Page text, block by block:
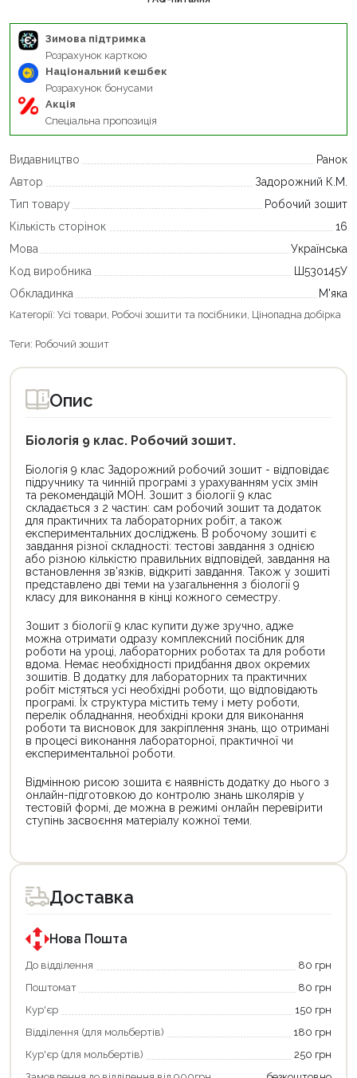
Зимова підтримка
Розрахунок карткою
Національний кешбек
Розрахунок бонусами
Акція
Спеціальна пропозиція
Видавництво
Ранок
Автор
Задорожний К.М.
Тип товару
Робочий зошит
Кількість сторінок
16
Мова
Українська
Код виробника
Ш530145У
Обкладинка
М'яка
Категорії: Усі товари Робочі зошити та посібники Цінопадна добірка
Теги: Робочий зошит
Опис
Біологія 9 клас. Робочий зошит.
Біологія 9 клас Задорожний робочий зошит - відповідає
підручнику та чинній програмі з урахуванням усіх змін
та рекомендацій МОН. Зошит з біології 9 клас
складається з 2 частин: сам робочий зошит та додаток
для практичних та лабораторних робіт, а також
експериментальних досліджень. В робочому зошиті є
завдання різної складності: тестові завдання з однією
або різною кількістю правильних відповідей, завдання на
встановлення зв’язків, відкриті завдання. Також у зошиті
представлено дві теми на узагальнення з біології 9
класу для виконання в кінці кожного семестру.
Зошит з біології 9 клас купити дуже зручно, адже
можна отримати одразу комплексний посібник для
роботи на уроці, лабораторних роботах та для роботи
вдома. Немає необхідності придбання двох окремих
зошитів. В додатку для лабораторних та практичних
робіт містяться усі необхідні роботи, що відповідають
програмі. Їх структура містить тему і мету роботи,
перелік обладнання, необхідні кроки для виконання
роботи та висновок для закріплення знань, що отримані
в процесі виконання лабораторної, практичної чи
експериментальної роботи.
Відмінною рисою зошита є наявність додатку до нього з
онлайн-підготовкою до контролю знань школярів у
тестовій формі, де можна в режимі онлайн перевірити
ступінь засвоєння матеріалу кожної теми.
товар
для
покупки
державною
програмою
єКнига.
Використовуйте
карту
щоб
зекономити
та
отримати
товар
для
покупки
державною
програмою
«Національний
кешбек».
покупку
«Національний
кешбек»
та
отримуйте
Доставка
Нова Пошта
До відділення
80 грн
Поштомат
80 грн
Кур'єр
150 грн
Відділення (для мольбертів)
180 грн
Кур'єр (для мольбертів)
250 грн